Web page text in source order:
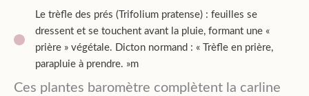
Le trèfle des prés (Trifolium pratense) : feuilles se
dressent et se touchent avant la pluie, formant une «
prière » végétale. Dicton normand : « Trèfle en prière,
parapluie à prendre. »m
Ces plantes baromètre complètent la carline